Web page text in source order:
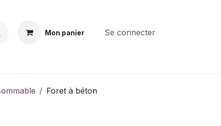
Mon panier Se connecter
Foret à béton